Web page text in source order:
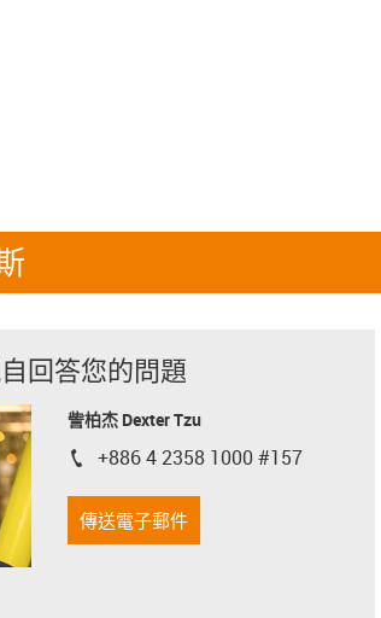
回答您的問題
訾柏杰 Dexter Tzu
igus-icon-phone
+886 4 2358 1000 #157
傳送電子郵件